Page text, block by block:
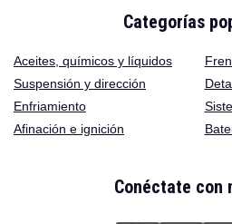
Categorías
Aceites, químicos y líquidos
Suspensión y dirección
Enfriamiento
Afinación e ignición
Conéctate con